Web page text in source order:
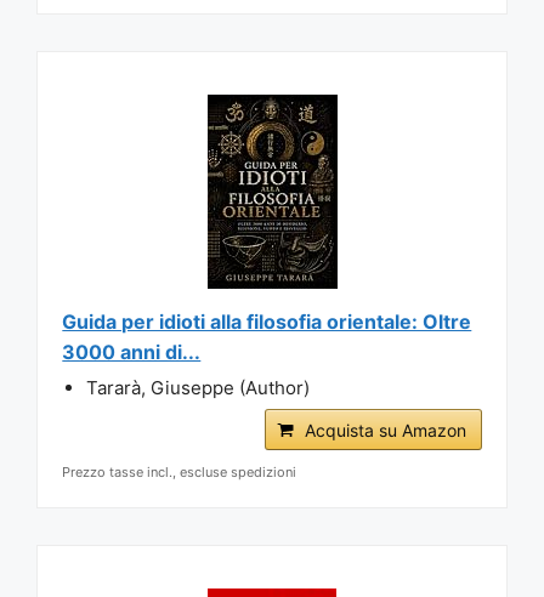
Guida per idioti alla filosofia orientale: Oltre
3000 anni di...
Tararà, Giuseppe (Author)
Acquista su Amazon
Prezzo tasse incl., escluse spedizioni